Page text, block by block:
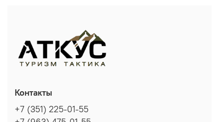
Контакты
+7 (351) 225-01-55